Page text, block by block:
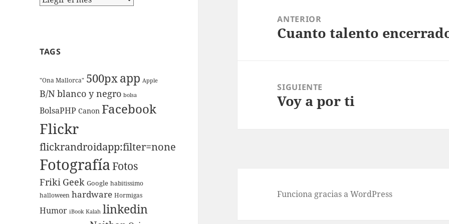
TAGS
"Ona Mallorca" 500pxapp Apple
B/Nblanco y negro bolsa
BolsaPHP Canon Facebook
Flickr
flickrandroidapp:filter=none
Fotografí­aFotos
Friki Geek Google habitissimo
halloween hardware Hormigas
Humor iBook Kalah linkedin
entradas
ANTERIOR
Entrada
Cuanto talento
SIGUIENTE
Entrada
Voy a por ti
Funciona gracias a WordPress